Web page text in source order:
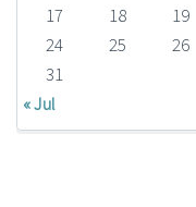
17
18 19
24
25 26
31
« Jul